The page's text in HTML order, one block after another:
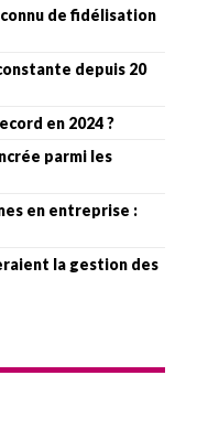
de fidélisation
depuis 20
en 2024 ?
parmi les
en entreprise :
la gestion des